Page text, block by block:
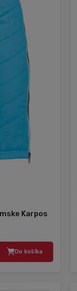
Karpos
Do košíka